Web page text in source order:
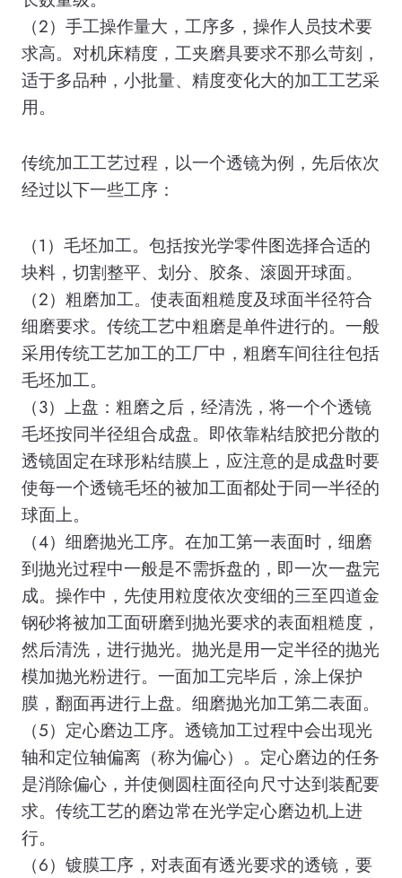
（2）手工操作量大，工序多，操作人员技术要
求高。对机床精度，工夹磨具要求不那么苛刻，
适于多品种，小批量、精度变化大的加工工艺采
用。
传统加工工艺过程，以一个透镜为例，先后依次
经过以下一些工序：
（1）毛坯加工。包括按光学零件图选择合适的
块料，切割整平、划分、胶条、滚圆开球面。
（2）粗磨加工。使表面粗糙度及球面半径符合
细磨要求。传统工艺中粗磨是单件进行的。一般
采用传统工艺加工的工厂中，粗磨车间往往包括
毛坯加工。
（3）上盘：粗磨之后，经清洗，将一个个透镜
毛坯按同半径组合成盘。即依靠粘结胶把分散的
透镜固定在球形粘结膜上，应注意的是成盘时要
使每一个透镜毛坯的被加工面都处于同一半径的
球面上。
（4）细磨抛光工序。在加工第一表面时，细磨
到抛光过程中一般是不需拆盘的，即一次一盘完
成。操作中，先使用粒度依次变细的三至四道金
钢砂将被加工面研磨到抛光要求的表面粗糙度，
然后清洗，进行抛光。抛光是用一定半径的抛光
模加抛光粉进行。一面加工完毕后，涂上保护
膜，翻面再进行上盘。细磨抛光加工第二表面。
（5）定心磨边工序。透镜加工过程中会出现光
轴和定位轴偏离（称为偏心）。定心磨边的任务
是消除偏心，并使侧圆柱面径向尺寸达到装配要
求。传统工艺的磨边常在光学定心磨边机上进
行。
（6）镀膜工序，对表面有透光要求的透镜，要